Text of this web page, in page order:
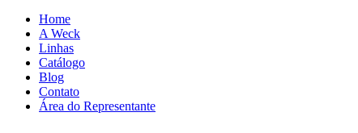
Home
A Weck
Linhas
Catálogo
Blog
Contato
Área do Representante